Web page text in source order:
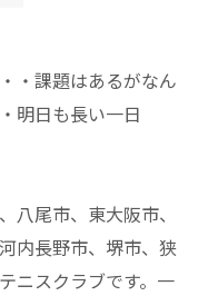
・課題はあるがなん
明日も長い一日
八尾市、東大阪市、
内長野市、堺市、狭
ニスクラブです。一